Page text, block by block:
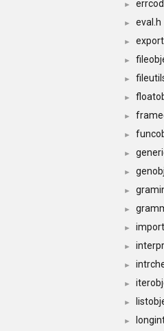
►
► eval.h
►
►
►
►
►
►
►
►
►
►
►
►
►
►
►
►